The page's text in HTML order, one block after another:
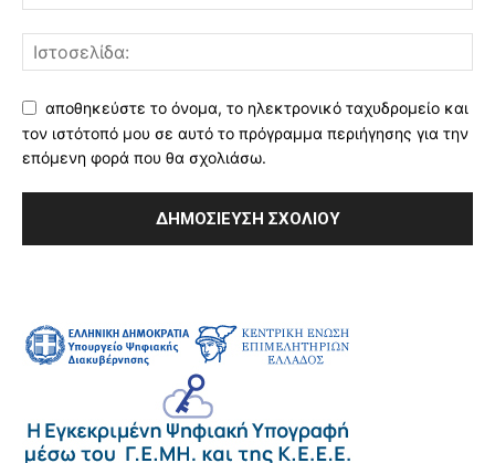
αποθηκεύστε το όνομα, το ηλεκτρονικό ταχυδρομείο και
τον ιστότοπό μου σε αυτό το πρόγραμμα περιήγησης για την
επόμενη φορά που θα σχολιάσω.